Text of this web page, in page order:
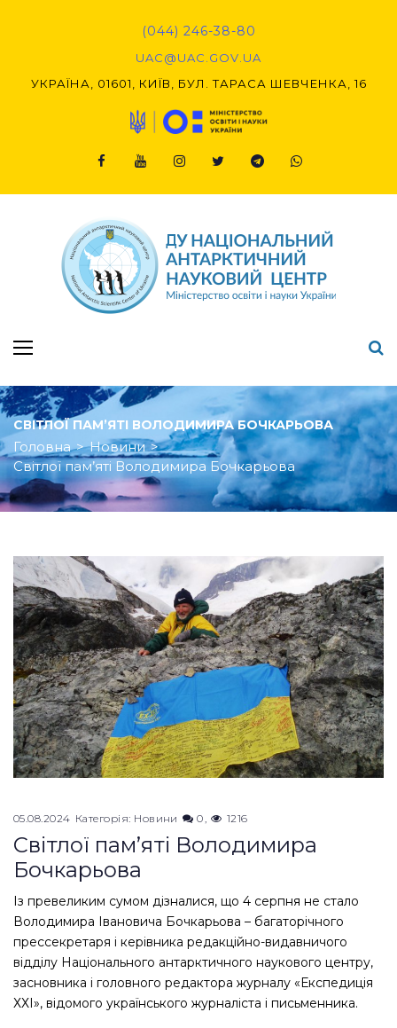
(044) 246-38-80
UAC@UAC.GOV.UA​​
УКРАЇНА, 01601, КИЇВ, БУЛ. ТАРАСА ШЕВЧЕНКА, 16
СВІТЛОЇ ПАМ’ЯТІ ВОЛОДИМИРА БОЧКАРЬОВА
Головна > Новини >
Світлої пам’яті Володимира Бочкарьова
05.08.2024 Категорія: Новини 0 1216
Світлої пам’яті Володимира
Бочкарьова
Із превеликим сумом дізналися, що 4 серпня не стало
Володимира Івановича Бочкарьова – багаторічного
прессекретаря і керівника редакційно-видавничого
відділу Національного антарктичного наукового центру,
засновника і головного редактора журналу «Експедиція
ХХІ», відомого українського журналіста і письменника.